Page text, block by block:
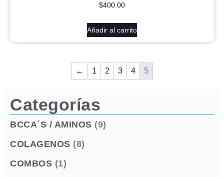
Categorías
BCCA´S / AMINOS (9)
COLAGENOS (8)
COMBOS (1)
$400.00
Añadir al carrito
← 1 2 3 4 5